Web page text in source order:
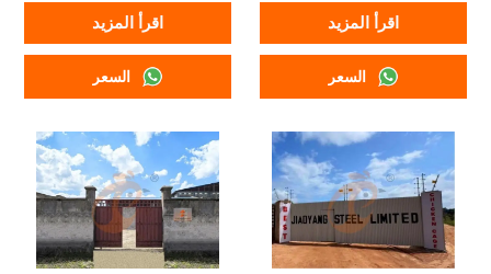
شيجياتشوانغ، مقاطعة خبي،
2. مصنع معدات أقفاص الدواجن
ومزارع الدواجن ومخزون للبيع
3. مخصص لمزارع الدواجن
4. الجودة والتصميم تعتمد على
المعايير الأوروبية
5. استقبال عبر الإنترنت على
مدار 24 ساعة رقم واتساب:
اقرأ المزيد
السعر
إيبادان السريع، ولاية لاغوس،
2. مصنع أقفاص الدواجن
ومعدات مزارع الدواجن ومخزون
للبيع
النيجيرية
4. الجودة والتصميم تعتمد على
المعايير الأوروبية
5. الاستقبال عبر الإنترنت 24
ساعة رقم الواتساب:
اقرأ المزيد
السعر